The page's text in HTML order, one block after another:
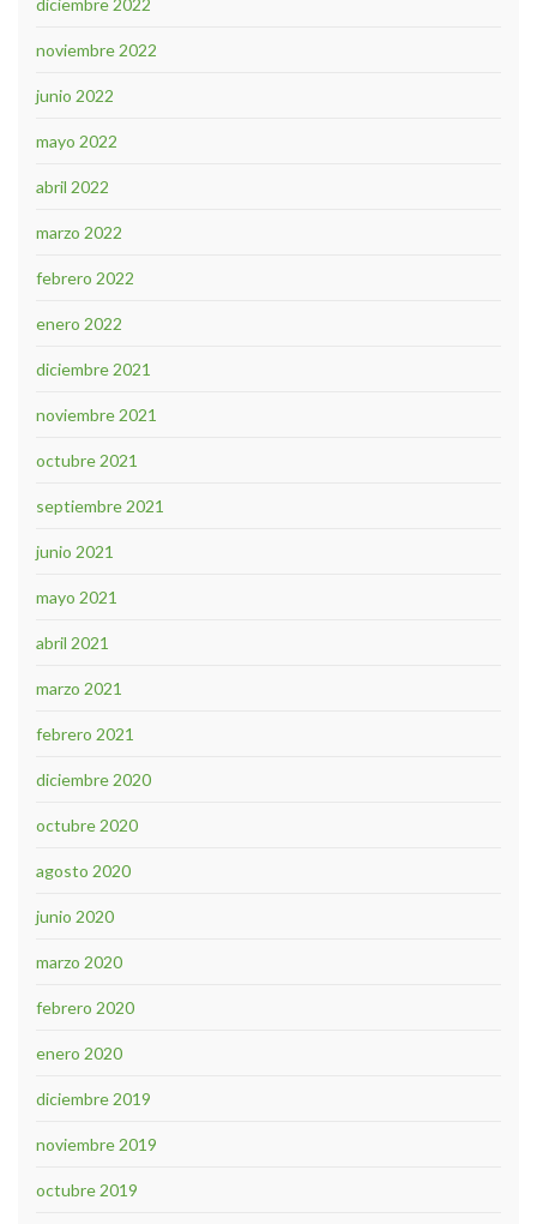
diciembre 2022
noviembre 2022
junio 2022
mayo 2022
abril 2022
marzo 2022
febrero 2022
enero 2022
diciembre 2021
noviembre 2021
octubre 2021
septiembre 2021
junio 2021
mayo 2021
abril 2021
marzo 2021
febrero 2021
diciembre 2020
octubre 2020
agosto 2020
junio 2020
marzo 2020
febrero 2020
enero 2020
diciembre 2019
noviembre 2019
octubre 2019